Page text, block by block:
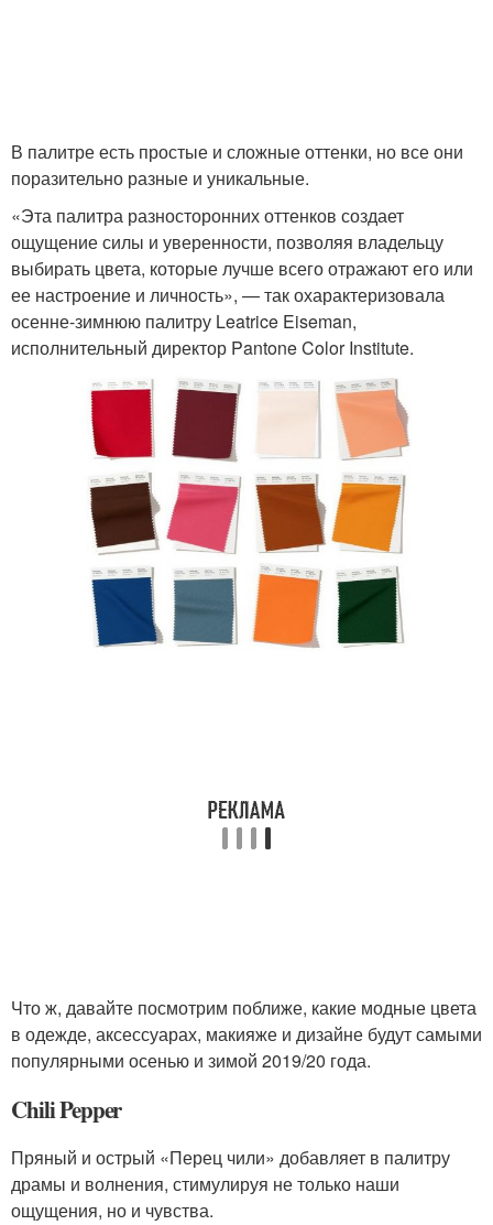
В палитре есть простые и сложные оттенки, но все они
поразительно разные и уникальные.
«Эта палитра разносторонних оттенков создает
ощущение силы и уверенности, позволяя владельцу
выбирать цвета, которые лучше всего отражают его или
ее настроение и личность», — так охарактеризовала
осенне-зимнюю палитру Leatrice Eiseman,
исполнительный директор Pantone Color Institute.
Что ж, давайте посмотрим поближе, какие модные цвета
в одежде, аксессуарах, макияже и дизайне будут самыми
популярными осенью и зимой 2019/20 года.
Chili Pepper
Пряный и острый «Перец чили» добавляет в палитру
драмы и волнения, стимулируя не только наши
ощущения, но и чувства.